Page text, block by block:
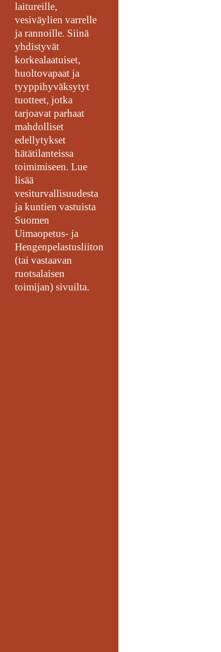
laitureille,
vesiväylien varrelle
ja rannoille. Siinä
yhdistyvät
korkealaatuiset,
huoltovapaat ja
tyyppihyväksytyt
tuotteet, jotka
tarjoavat parhaat
mahdolliset
edellytykset
hätätilanteissa
toimimiseen. Lue
lisää
vesiturvallisuudesta
ja kuntien vastuista
Suomen
Uimaopetus- ja
Hengenpelastusliiton
(tai vastaavan
ruotsalaisen
toimijan) sivuilta.